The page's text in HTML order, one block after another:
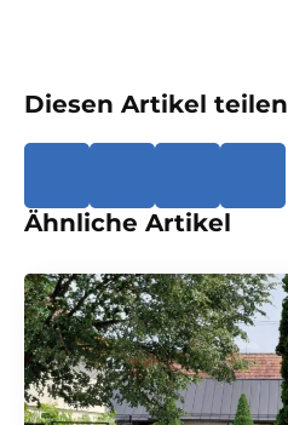
Diesen Artikel teilen
Ähnliche Artikel